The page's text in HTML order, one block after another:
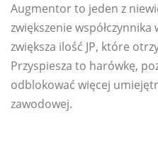
Augmentor to jeden z
zwiększenie
zwiększa ilość JP, które
Przyspiesza to harówkę,
odblokować więcej
zawodowej.